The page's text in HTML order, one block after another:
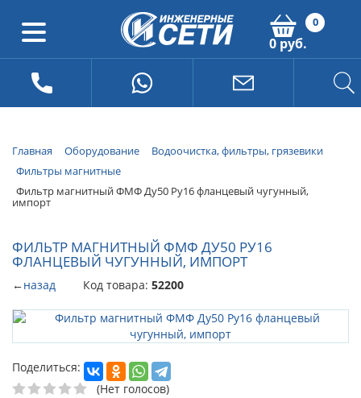
0
0 руб.
Главная Оборудование
Водоочистка, фильтры, грязевики
Фильтры магнитные
Фильтр магнитный ФМФ Ду50 Ру16 фланцевый чугунный,
импорт
ФИЛЬТР МАГНИТНЫЙ ФМФ ДУ50 РУ16
ФЛАНЦЕВЫЙ ЧУГУННЫЙ, ИМПОРТ
←назад Код товара: 52200
Поделиться:
(Нет голосов)